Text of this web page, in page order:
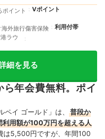
ポイント Vポイント
海外旅行傷害保険
利用付帯
ラウ
細を見る
年会費無料。ポイ
イ ゴールド」は、
普段か
利用額が100万円を超える人
は5,500円ですが、年間100